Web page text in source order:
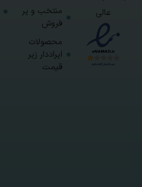
عالی
منتخب و پر
فروش
محصولات
ایراددار زیر
قیمت